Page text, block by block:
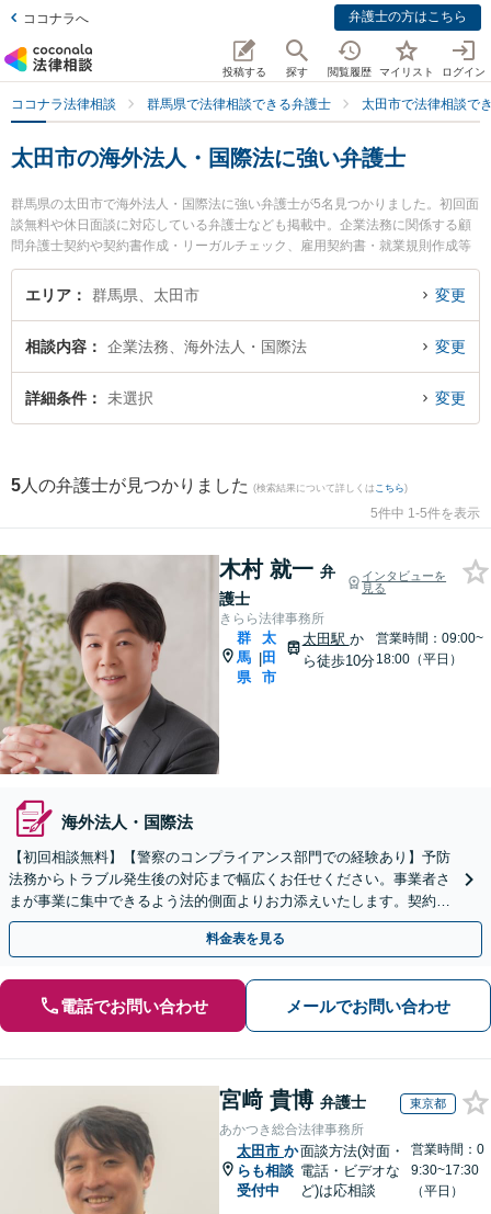
ココナラへ 弁護士の方はこちら
投稿する 探す 閲覧履歴 マイリスト ログイン
ココナラ法律相談 群馬県で法律相談できる弁護士 太田市で法律相談で
太田市の海外法人・国際法に強い弁護士
群馬県の太田市で海外法人・国際法に強い弁護士が5名見つかりました。初回面
談無料や休日面談に対応している弁護士なども掲載中。企業法務に関係する顧
問弁護士契約や契約書作成・リーガルチェック、雇用契約書・就業規則作成等
の細かな分野での絞り込み検索もでき便利です。特にきらら法律事務所の木村
就一弁護士や村山準一法律事務所の村山 準一弁護士、清水智法律事務所の清水
士に相談したい』『海外法人・国際法のトラブル解決の実績豊富な近くの弁護
士を検索したい』『初回相談無料で海外法人・国際法を法律相談できる太田市
内の弁護士に相談予約したい』などでお困りの相談者さんにおすすめです。
エリア 群馬県、太田市 変更
相談内容 企業法務、海外法人・国際法 変更
詳細条件 未選択 変更
5 人の弁護士が見つかりました (検索結果について詳しくは こちら)
5件中 1-5件を表示
木村 就一 弁
護士
インタビューを
見る
きらら法律事務所
群
馬
県
|
太
田
市
太田駅 か
ら徒歩10分
営業時間：09:00~
18:00（平日）
海外法人・国際法
【初回相談無料】【警察のコンプライアンス部門での経験あり】予防
法務からトラブル発生後の対応まで幅広くお任せください。事業者さ
まが事業に集中できるよう法的側面よりお力添えいたします。契約書
作成、企業間トラブル、労使問題、不祥事対応など
料金表を見る
電話でお問い合わせ メールでお問い合わせ
宮﨑 貴博 弁護士 東京都
あかつき総合法律事務所
太田市 か
らも相談
受付中
面談方法(対面・
電話・ビデオな
ど)は応相談
営業時間：0
9:30~17:30
（平日）